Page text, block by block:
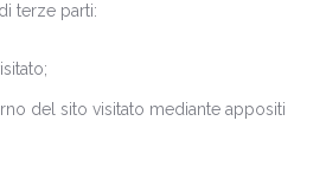
terze parti:
del sito visitato mediante appositi